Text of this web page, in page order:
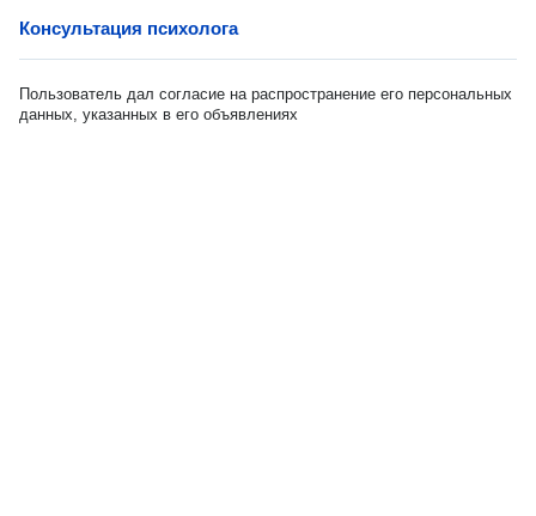
Консультация психолога
Пользователь дал согласие на распространение его персональных
данных, указанных в его объявлениях